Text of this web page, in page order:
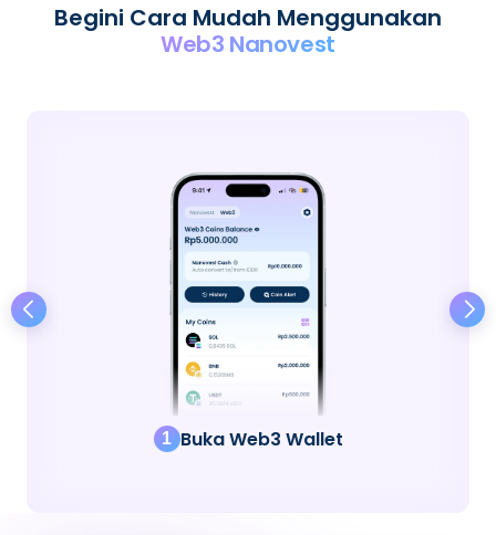
Begini Cara Mudah Menggunakan
Web3 Nanovest
1 Buka Web3 Wallet